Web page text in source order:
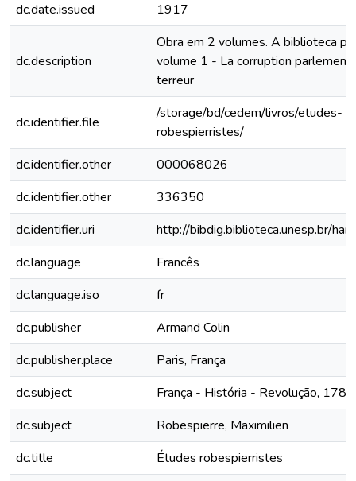
dc.date.issued
1917
dc.description
Obra em 2 volumes. A biblioteca
volume 1 - La corruption
terreur
dc.identifier.file
/storage/bd/cedem/livros/etudes-
robespierristes/
dc.identifier.other
000068026
dc.identifier.other
336350
dc.identifier.uri
http://bibdig.biblioteca.unesp.br/
dc.language
Francês
dc.language.iso
fr
dc.publisher
Armand Colin
dc.publisher.place
Paris, França
dc.subject
França - História - Revolução,
dc.subject
Robespierre, Maximilien
dc.title
Études robespierristes